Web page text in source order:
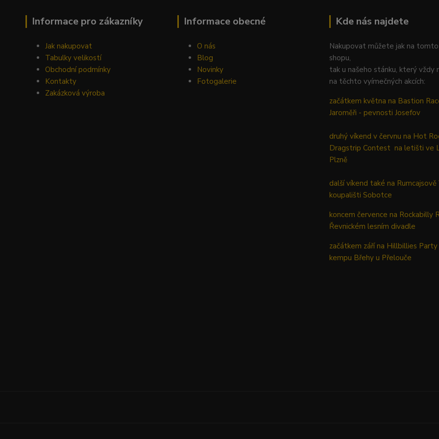
Informace pro zákazníky
Jak nakupovat
Tabulky velikostí
Obchodní podmínky
Kontakty
Zakázková výroba
Informace obecné
O nás
Blog
Novinky
Fotogalerie
Kde nás najdete
Nakupovat můžete jak na
shopu,
tak u našeho stánku, který vždy
na těchto vyímečných akcích:
začátkem května na Bastion
Jaroměři - pevnosti Josefov
druhý víkend v červnu na Hot
Dragstrip Contest na letišti ve
Plzně
další víkend také na Rumcajsově
koupališti Sobotce
koncem července na Rockabilly
Řevnickém lesním divadle
začátkem září na Hillbillies
kempu Břehy u Přelouče